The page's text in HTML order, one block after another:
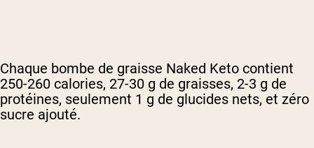
Chaque bombe de graisse Naked Keto contient
250-260 calories, 27-30 g de graisses, 2-3 g de
protéines, seulement 1 g de glucides nets, et zéro
sucre ajouté.